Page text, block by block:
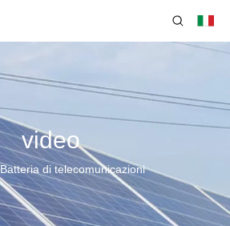
video
Batteria di telecomunicazioni